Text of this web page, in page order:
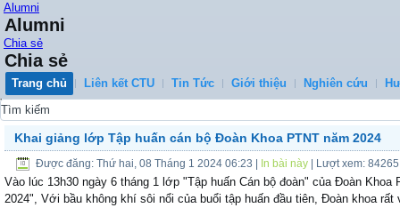
Alumni
Alumni
Chia sẻ
Chia sẻ
Trang chủ Liên kết CTU Tin Tức Giới thiệu Nghiên cứu
0
Khai giảng lớp Tập huấn cán bộ Đoàn Khoa PTNT năm 2024
Được đăng: Thứ hai, 08 Tháng 1 2024 06:23 In bài này | Lượt xem: 84265
Vào lúc 13h30 ngày 6 tháng 1 lớp "Tập huấn Cán bộ đoàn" của Đoàn
2024", Với bầu không khí sôi nổi của buổi tập huấn đầu tiên, Đoàn khoa